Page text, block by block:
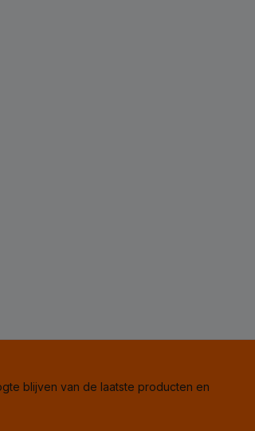
blijven van de laatste producten en